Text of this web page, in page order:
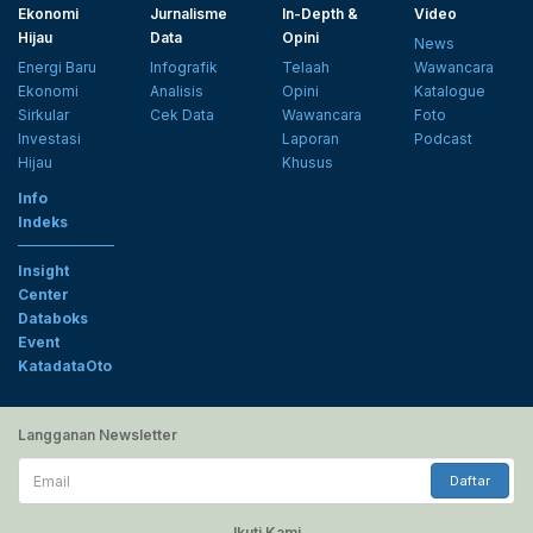
Ekonomi
Hijau
Energi Baru
Ekonomi
Sirkular
Investasi
Hijau
Jurnalisme
Data
Infografik
Analisis
Cek Data
In-Depth &
Opini
Telaah
Opini
Wawancara
Laporan
Khusus
Video
News
Wawancara
Katalogue
Foto
Podcast
Info
Indeks
Insight
Center
Databoks
Event
KatadataOto
Langganan Newsletter
Email
Daftar